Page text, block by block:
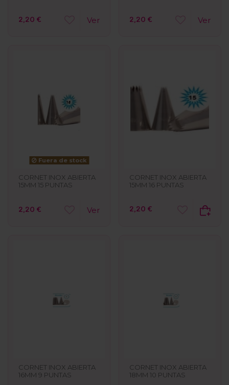
2,20 € Ver 2,20 € Ver
Fuera de stock
CORNET INOX ABIERTA
15MM 15 PUNTAS
2,20 € Ver
CORNET INOX ABIERTA
15MM 16 PUNTAS
2,20 €
CORNET INOX ABIERTA
16MM 9 PUNTAS
CORNET INOX ABIERTA
18MM 10 PUNTAS